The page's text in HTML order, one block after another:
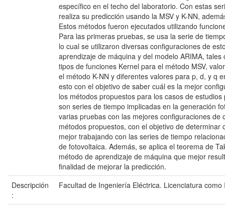
específico en el techo del laboratorio. Con estas
realiza su predicción usando la MSV y K-NN,
Estos métodos fueron ejecutados utilizando
Para las primeras pruebas, se usa la serie de
lo cual se utilizaron diversas configuraciones de
aprendizaje de máquina y del modelo ARIMA, tales
tipos de funciones Kernel para el método MSV,
el método K-NN y diferentes valores para p, d, y q
esto con el objetivo de saber cuál es la mejor
los métodos propuestos para los casos de
son series de tiempo implicadas en la generación
varias pruebas con las mejores configuraciones de
métodos propuestos, con el objetivo de determinar
mejor trabajando con las series de tiempo
de fotovoltaica. Además, se aplica el teorema de
método de aprendizaje de máquina que mejor
finalidad de mejorar la predicción.
Descripción
:
Facultad de Ingeniería Eléctrica. Licenciatura